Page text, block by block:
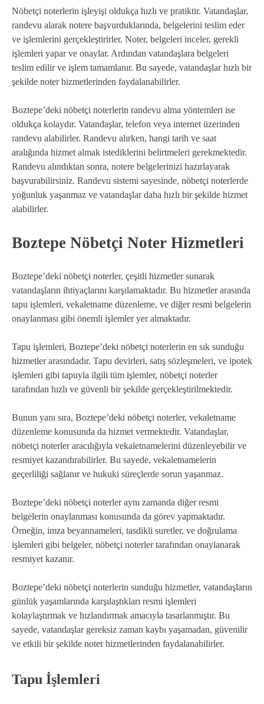
Nöbetçi noterlerin işleyişi oldukça hızlı ve pratiktir. Vatandaşlar,
randevu alarak notere başvurduklarında, belgelerini teslim eder
ve işlemlerini gerçekleştirirler. Noter, belgeleri inceler, gerekli
işlemleri yapar ve onaylar. Ardından vatandaşlara belgeleri
teslim edilir ve işlem tamamlanır. Bu sayede, vatandaşlar hızlı bir
şekilde noter hizmetlerinden faydalanabilirler.
Boztepe’deki nöbetçi noterlerin randevu alma yöntemleri ise
oldukça kolaydır. Vatandaşlar, telefon veya internet üzerinden
randevu alabilirler. Randevu alırken, hangi tarih ve saat
aralığında hizmet almak istediklerini belirtmeleri gerekmektedir.
Randevu alındıktan sonra, notere belgelerinizi hazırlayarak
başvurabilirsiniz. Randevu sistemi sayesinde, nöbetçi noterlerde
yoğunluk yaşanmaz ve vatandaşlar daha hızlı bir şekilde hizmet
alabilirler.
Boztepe Nöbetçi Noter Hizmetleri
Boztepe’deki nöbetçi noterler, çeşitli hizmetler sunarak
vatandaşların ihtiyaçlarını karşılamaktadır. Bu hizmetler arasında
tapu işlemleri, vekaletname düzenleme, ve diğer resmi belgelerin
onaylanması gibi önemli işlemler yer almaktadır.
Tapu işlemleri, Boztepe’deki nöbetçi noterlerin en sık sunduğu
hizmetler arasındadır. Tapu devirleri, satış sözleşmeleri, ve ipotek
işlemleri gibi tapuyla ilgili tüm işlemler, nöbetçi noterler
tarafından hızlı ve güvenli bir şekilde gerçekleştirilmektedir.
Bunun yanı sıra, Boztepe’deki nöbetçi noterler, vekaletname
düzenleme konusunda da hizmet vermektedir. Vatandaşlar,
nöbetçi noterler aracılığıyla vekaletnamelerini düzenleyebilir ve
resmiyet kazandırabilirler. Bu sayede, vekaletnamelerin
geçerliliği sağlanır ve hukuki süreçlerde sorun yaşanmaz.
Boztepe’deki nöbetçi noterler aynı zamanda diğer resmi
belgelerin onaylanması konusunda da görev yapmaktadır.
Örneğin, imza beyannameleri, tasdikli suretler, ve doğrulama
işlemleri gibi belgeler, nöbetçi noterler tarafından onaylanarak
resmiyet kazanır.
Boztepe’deki nöbetçi noterlerin sunduğu hizmetler, vatandaşların
günlük yaşamlarında karşılaştıkları resmi işlemleri
kolaylaştırmak ve hızlandırmak amacıyla tasarlanmıştır. Bu
sayede, vatandaşlar gereksiz zaman kaybı yaşamadan, güvenilir
ve etkili bir şekilde noter hizmetlerinden faydalanabilirler.
Tapu İşlemleri